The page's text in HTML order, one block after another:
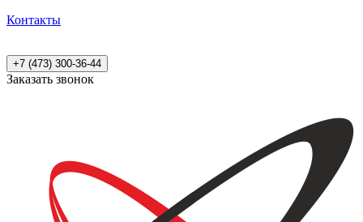
Контакты
+7 (473) 300-36-44
Заказать звонок